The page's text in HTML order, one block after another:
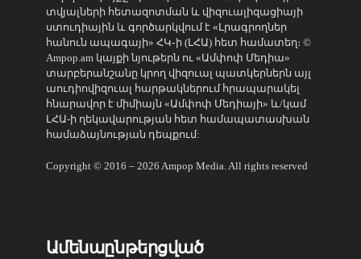
տվյալների հետազոտման և վիզուալիզացիայի
ստուդիային և գործարկվում է «Լրագրողներ
հանուն ապագայի» ՀԿ֊ի (ԼՀԱ) հետ համատեղ։ ©
Ampop.am կայքի նյութերն ու «Ամփոփ Մեդիա»
տարբերանշանը կրող վիզուալ պատկերներն այլ
աուդիովիզուալ հարթակներում հրապարակել
հնարավոր է միմիայն «Ամփոփ Մեդիայի» և/կամ
ԼՀԱ-ի ղեկավարության հետ համապատասխան
համաձայնության դեպքում:
Copyright © 2016 – 2026 Ampop Media. All rights reserved
Ամենաընթերցված